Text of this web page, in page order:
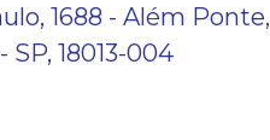
1688 - Além Ponte,
SP, 18013-004